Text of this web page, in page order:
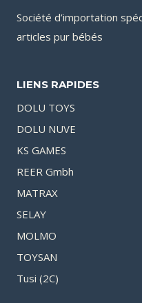
Société d’importation
articles pur bébés
LIENS RAPIDES
DOLU TOYS
DOLU NUVE
KS GAMES
REER Gmbh
MATRAX
SELAY
MOLMO
TOYSAN
Tusi (2C)